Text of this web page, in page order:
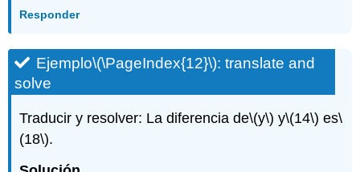
Responder
Ejemplo\(\PageIndex{12}\): translate and
solve
Traducir y resolver: La diferencia de\(y\) y\(14\) es\
(18\).